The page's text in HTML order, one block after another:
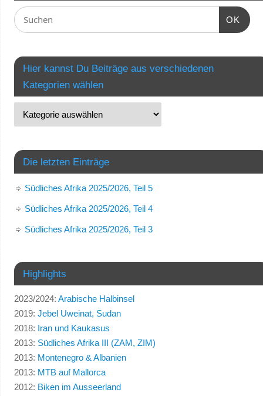
OK
Hier kannst Du Beiträge aus verschiedenen
Kategorien wählen
Die letzten Einträge
Südliches Afrika 2025/2026, Teil 5
Südliches Afrika 2025/2026, Teil 4
Südliches Afrika 2025/2026, Teil 3
Highlights
2023/2024: Arabische Halbinsel
2019: Jebel Uweinat, Sudan
2018: Iran und Kaukasus
2013: Südliches Afrika III (ZAM, ZIM)
2013: Montenegro & Albanien
2013: MTB auf Mallorca
2012: Biken im Ausseerland